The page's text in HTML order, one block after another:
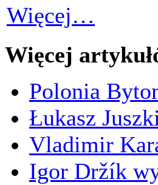
Więcej…
Więcej
Polonia
Łukasz
Vladimir
Igor Držík